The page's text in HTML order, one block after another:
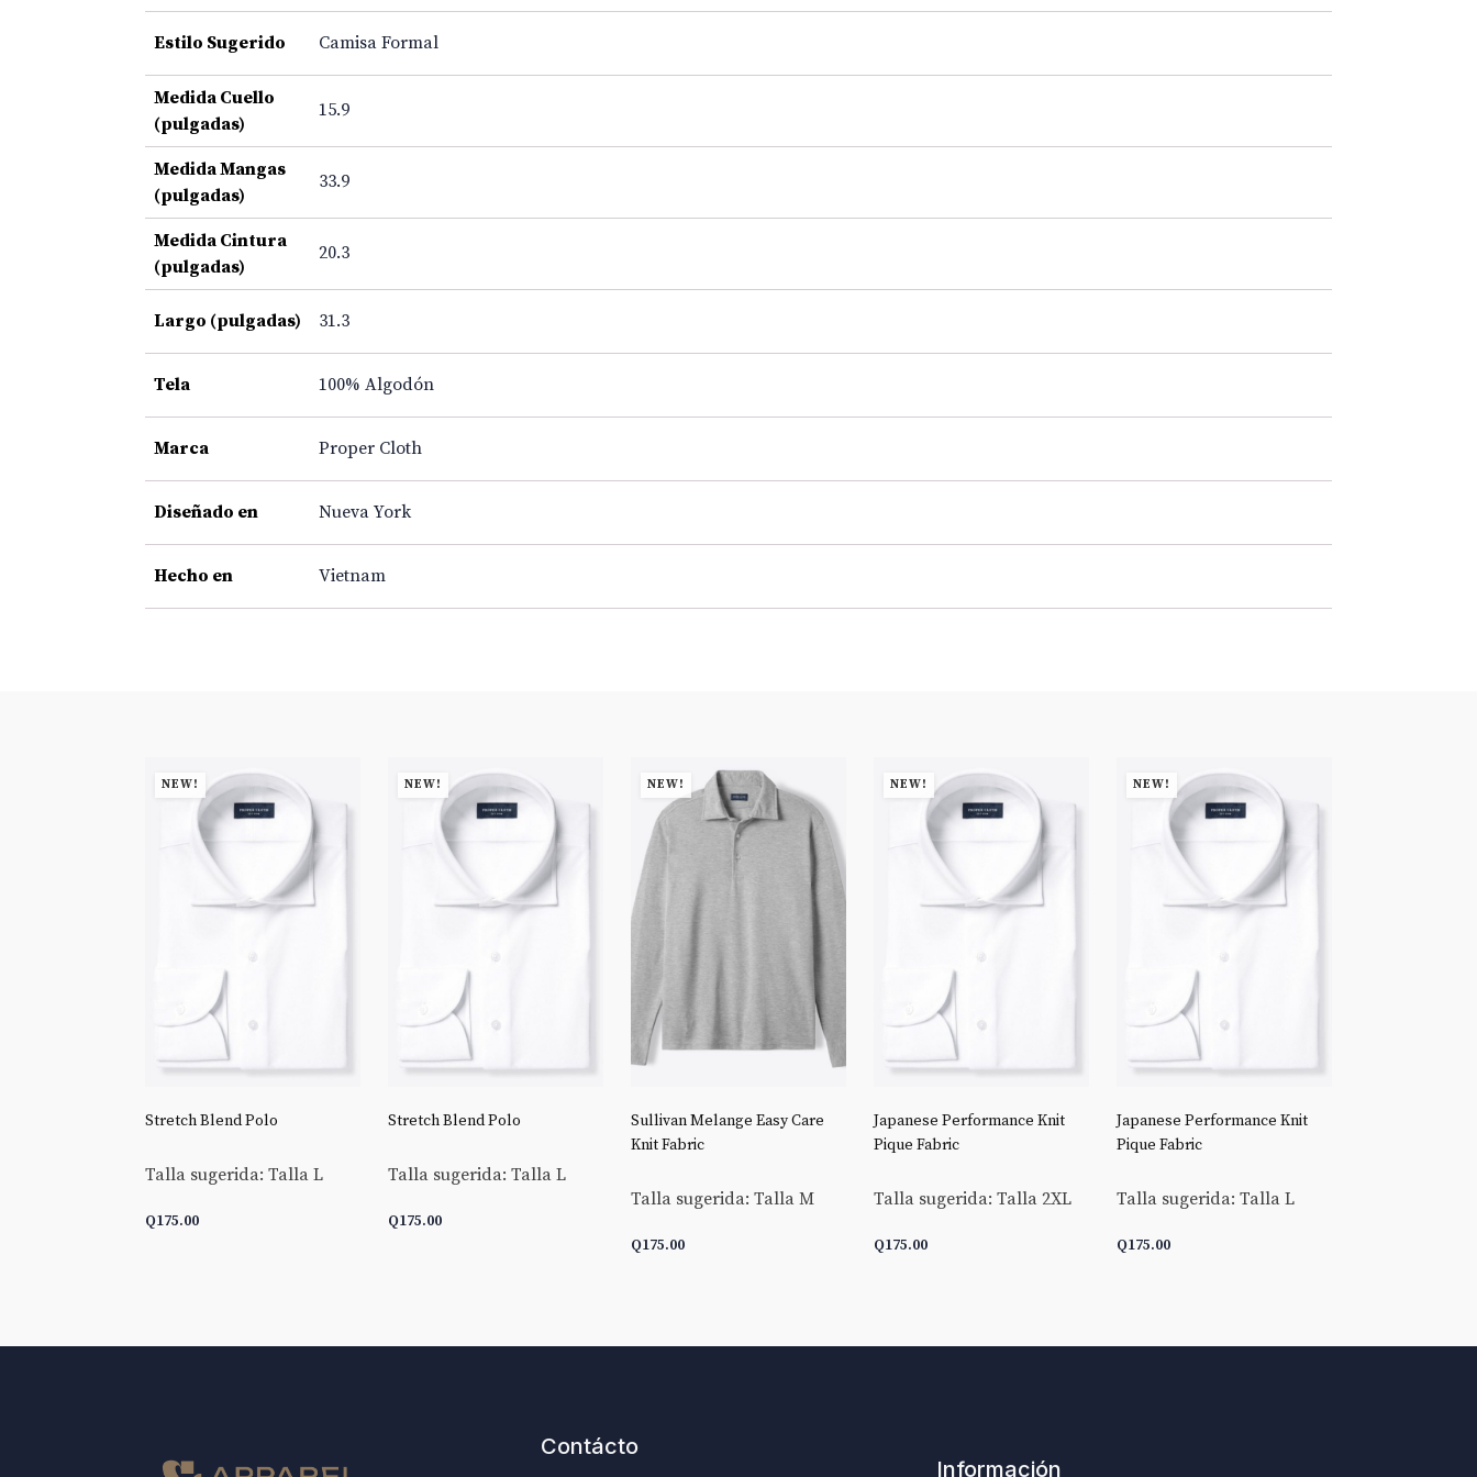
Estilo Sugerido Camisa Formal
Medida Cuello
(pulgadas)
15.9
Medida Mangas
(pulgadas)
33.9
Medida Cintura
(pulgadas)
20.3
Largo (pulgadas) 31.3
Tela 100% Algodón
Marca Proper Cloth
Diseñado en Nueva York
Hecho en Vietnam
NEW!
Stretch Blend Polo
Talla sugerida: Talla L
Q175.00
NEW!
Stretch Blend Polo
Talla sugerida: Talla L
Q175.00
NEW!
Sullivan Melange Easy Care
Knit Fabric
Talla sugerida: Talla M
Q175.00
NEW!
Japanese Performance Knit
Pique Fabric
Talla sugerida: Talla 2XL
Q175.00
NEW!
Japanese Performance Knit
Pique Fabric
Talla sugerida: Talla L
Q175.00
Contácto
Información